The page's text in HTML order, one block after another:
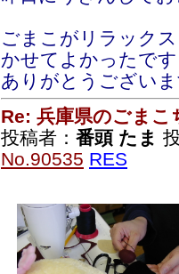
ごまこがリラック
かせてよかったです
ありがとうござい
Re: 兵庫県のごまこ
投稿者： 番頭 たま
No.90535 RES